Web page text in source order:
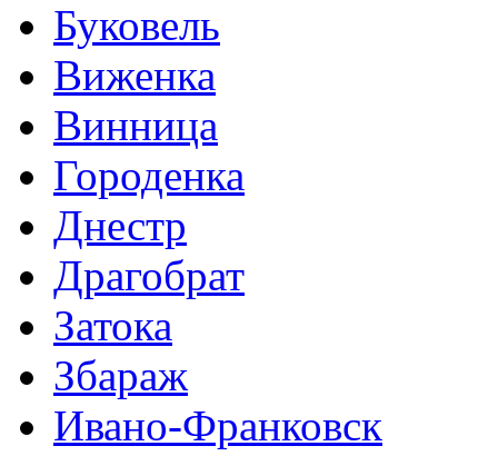
Буковель
Виженка
Винница
Городенка
Днестр
Драгобрат
Затока
Збараж
Ивано-Франковск